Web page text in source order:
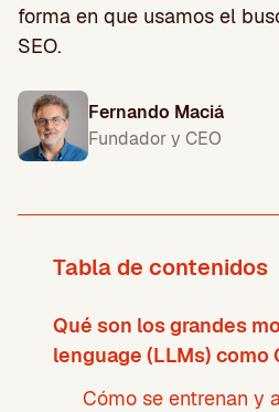
forma en que usamos el
SEO.
Fernando Maciá
Fundador y CEO
Tabla de contenidos
Qué son los grandes
lenguage (LLMs) como
Cómo se entrenan y